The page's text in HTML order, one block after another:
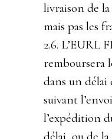
livraison de
mais pas les
2.6. L’EURL
remboursera
dans un délai
suivant
l’expédition